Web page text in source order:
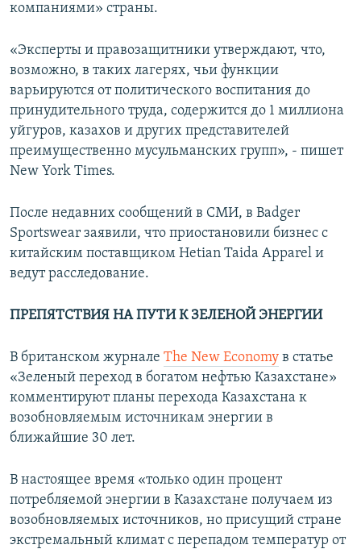
компаниями» страны.
«Эксперты и правозащитники утверждают, что,
возможно, в таких лагерях, чьи функции
варьируются от политического воспитания до
принудительного труда, содержится до 1 миллиона
уйгуров, казахов и других представителей
преимущественно мусульманских групп», - пишет
New York Times.
После недавних сообщений в СМИ, в Badger
Sportswear заявили, что приостановили бизнес с
китайским поставщиком Hetian Taida Apparel и
ведут расследование.
ПРЕПЯТСТВИЯ НА ПУТИ К ЗЕЛЕНОЙ ЭНЕРГИИ
В британском журнале The New Economy в статье
«Зеленый переход в богатом нефтью Казахстане»
комментируют планы перехода Казахстана к
возобновляемым источникам энергии в
ближайшие 30 лет.
В настоящее время «только один процент
потребляемой энергии в Казахстане получаем из
возобновляемых источников, но присущий стране
экстремальный климат с перепадом температур от